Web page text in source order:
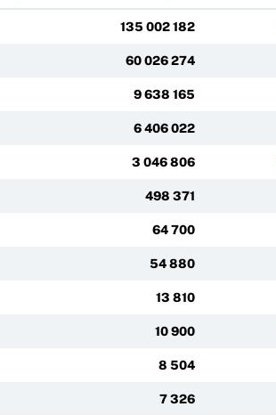
135 002 182
60 026 274
9 638 165
6 406 022
3 046 806
498 371
64 700
54 880
13 810
10 900
8 504
7 326